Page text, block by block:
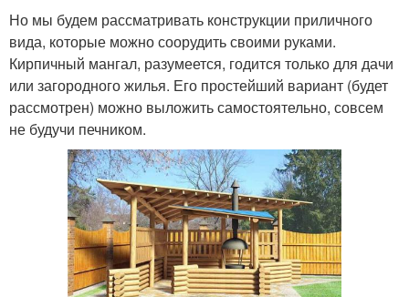
Но мы будем рассматривать конструкции приличного
вида, которые можно соорудить своими руками.
Кирпичный мангал, разумеется, годится только для дачи
или загородного жилья. Его простейший вариант (будет
рассмотрен) можно выложить самостоятельно, совсем
не будучи печником.